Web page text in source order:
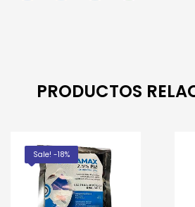
PRODUCTOS
Sale! -18%